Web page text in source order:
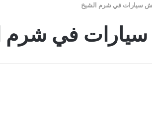
سيارات في شرم الشيخ
في شرم